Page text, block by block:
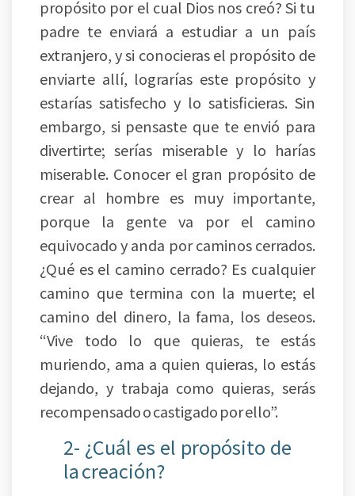
propósito por el cual Dios nos creó? Si tu
padre te enviará a estudiar a un país
extranjero, y si conocieras el propósito de
enviarte allí, lograrías este propósito y
estarías satisfecho y lo satisficieras. Sin
embargo, si pensaste que te envió para
divertirte; serías miserable y lo harías
miserable. Conocer el gran propósito de
crear al hombre es muy importante,
porque la gente va por el camino
equivocado y anda por caminos cerrados.
¿Qué es el camino cerrado? Es cualquier
camino que termina con la muerte; el
camino del dinero, la fama, los deseos.
“Vive todo lo que quieras, te estás
muriendo, ama a quien quieras, lo estás
dejando, y trabaja como quieras, serás
recompensado o castigado por ello”.
2- ¿Cuál es el propósito de
la creación?